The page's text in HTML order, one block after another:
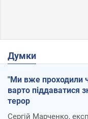
Думки
"Ми вже проходили
варто піддаватися
терор
Сергій Марченко,